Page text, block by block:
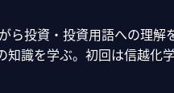
ら投資・投資用語への理解
識を学ぶ。初回は信越化